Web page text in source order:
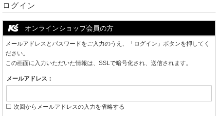
ログイン
オンラインショップ会員の方
メールアドレスとパスワードをご入力のうえ、「ログイン」ボタンを押してく
ださい。
この画面に入力いただいた情報は、SSLで暗号化され、送信されます。
メールアドレス：
次回からメールアドレスの入力を省略する